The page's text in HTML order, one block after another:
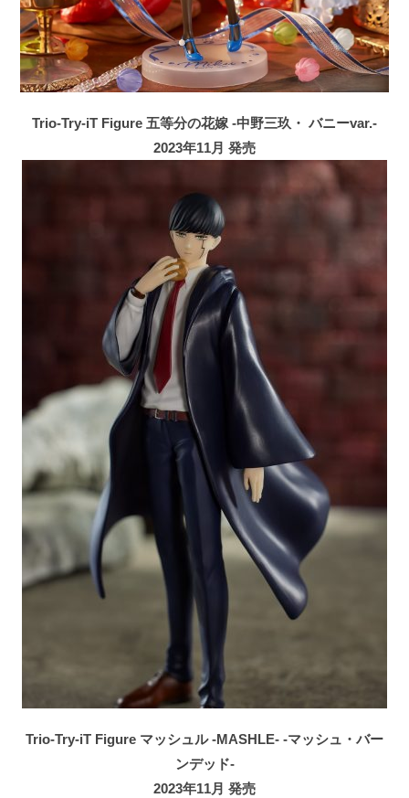
Trio-Try-iT Figure 五等分の花嫁 -中野三玖・ バニーvar.-
2023年11月 発売
Trio-Try-iT Figure マッシュル -MASHLE- -マッシュ・バー
ンデッド-
2023年11月 発売